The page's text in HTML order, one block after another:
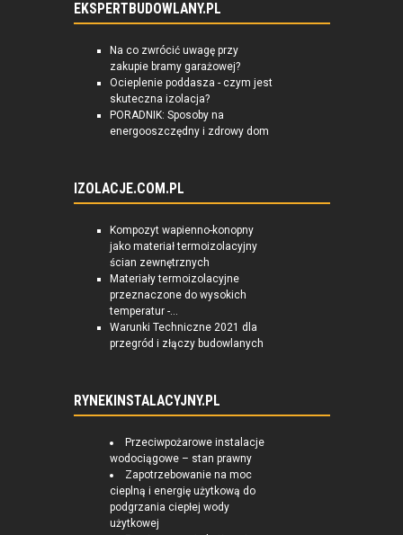
EKSPERTBUDOWLANY.PL
Na co zwrócić uwagę przy
zakupie bramy garażowej?
Ocieplenie poddasza - czym jest
skuteczna izolacja?
PORADNIK: Sposoby na
energooszczędny i zdrowy dom
IZOLACJE.COM.PL
Kompozyt wapienno-konopny
jako materiał termoizolacyjny
ścian zewnętrznych
Materiały termoizolacyjne
przeznaczone do wysokich
temperatur -...
Warunki Techniczne 2021 dla
przegród i złączy budowlanych
RYNEKINSTALACYJNY.PL
Przeciwpożarowe instalacje
wodociągowe – stan prawny
Zapotrzebowanie na moc
cieplną i energię użytkową do
podgrzania ciepłej wody
użytkowej